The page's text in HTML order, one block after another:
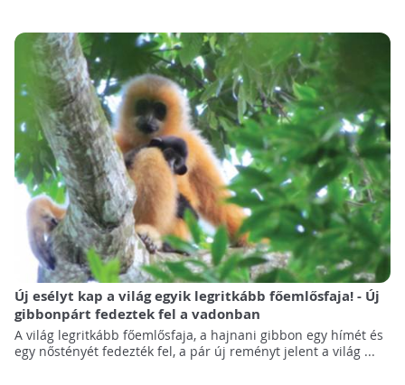
Új esélyt kap a világ egyik legritkább főemlősfaja! - Új
gibbonpárt fedeztek fel a vadonban
A világ legritkább főemlősfaja, a hajnani gibbon egy hímét és
egy nőstényét fedezték fel, a pár új reményt jelent a világ ...